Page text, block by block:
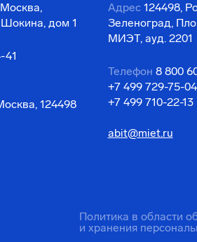
дом 1
41
124498
Адрес 124498,
Зеленоград,
МИЭТ, ауд. 2201
Телефон 8 800
+7 499 729-75-04
+7 499 710-22-13
abit@miet.ru
Политика в области
и хранения